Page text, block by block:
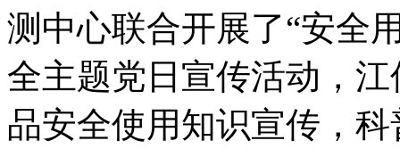
测中心联合开展了“安全
全主题党日宣传活动，江
品安全使用知识宣传，